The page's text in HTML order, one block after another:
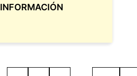
INFORMACIÓN